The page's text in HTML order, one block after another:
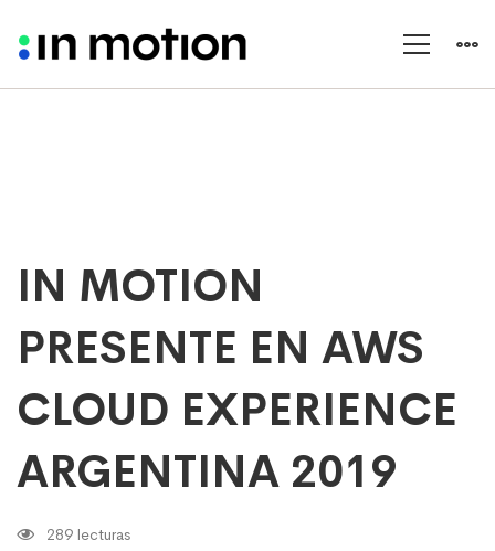
IN
MOTION
EN
CLOUD
ARGENTINA
2019
IN MOTION
PRESENTE EN AWS
CLOUD EXPERIENCE
ARGENTINA 2019
289 lecturas